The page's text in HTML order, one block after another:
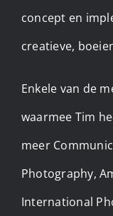
concept en
creatieve,
Enkele van de
waarmee Tim
meer
Photography,
International